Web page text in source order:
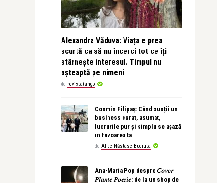
Alexandra Văduva: Viața e prea
scurtă ca să nu încerci tot ce îți
stârnește interesul. Timpul nu
așteaptă pe nimeni
de revistatango
Cosmin Filipaș: Când susții un
business curat, asumat,
lucrurile pur și simplu se așază
în favoarea ta
de Alice Năstase Buciuta
Ana-Maria Pop despre 𝐶𝑜𝑣𝑜𝑟
𝑃𝑙𝑎𝑛𝑡𝑒 𝑃𝑜𝑒𝑧𝑖𝑒: de la un shop de